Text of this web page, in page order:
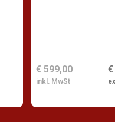
€
€ 599,00
inkl. MwSt